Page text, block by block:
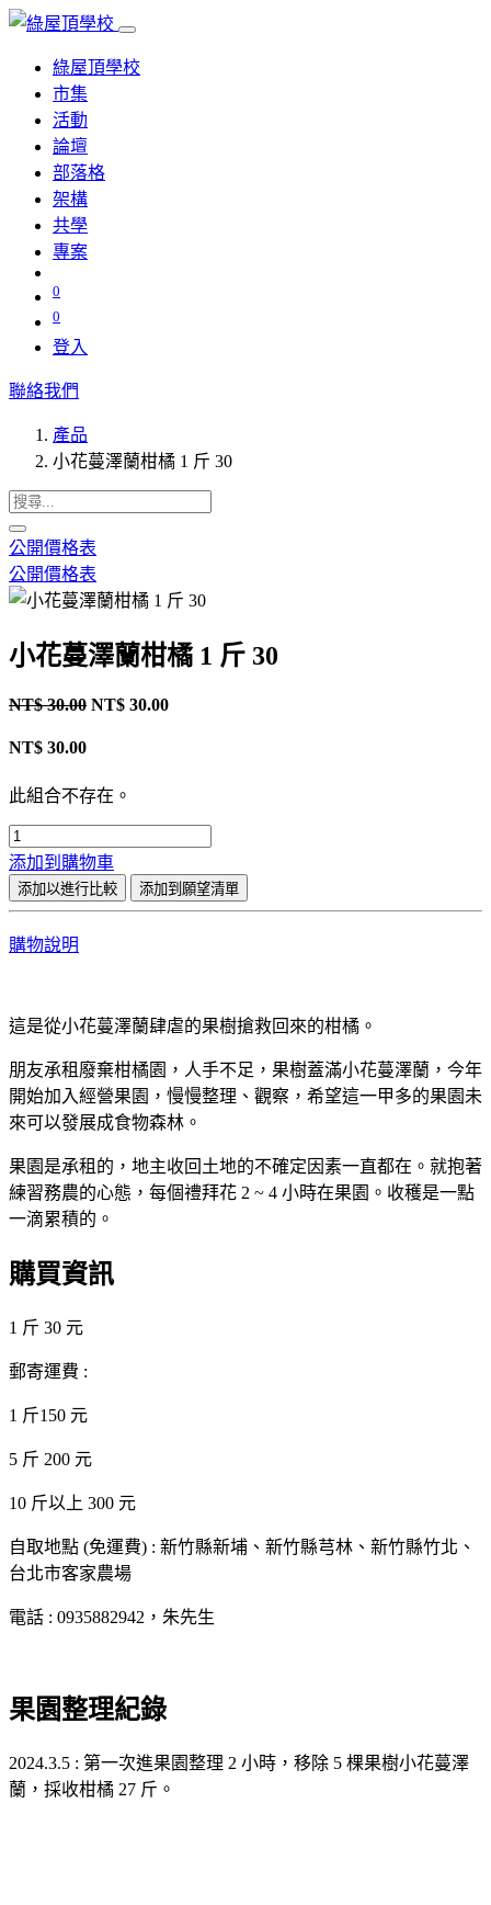
綠屋頂學校
市集
活動
論壇
部落格
架構
共學
專案
0
0
登入
聯絡我們
產品
小花蔓澤蘭柑橘 1 斤 30
公開價格表
公開價格表
小花蔓澤蘭柑橘 1 斤 30
NT$30.00 NT$ 30.00
NT$ 30.00
此組合不存在。
添加到購物車
添加以進行比較 添加到願望清單
購物說明
這是從小花蔓澤蘭肆虐的果樹搶救回來的柑橘。
朋友承租廢棄柑橘園，人手不足，果樹蓋滿小花蔓澤蘭，今年
開始加入經營果園，慢慢整理、觀察，希望這一甲多的果園未
來可以發展成食物森林。
果園是承租的，地主收回土地的不確定因素一直都在。就抱著
練習務農的心態，每個禮拜花 2 ~ 4 小時在果園。收穫是一點
一滴累積的。
購買資訊
1 斤 30 元
郵寄運費 :
1 斤150 元
5 斤 200 元
10 斤以上 300 元
自取地點 (免運費) : 新竹縣新埔、新竹縣芎林、新竹縣竹北、
台北市客家農場
電話 : 0935882942，朱先生
果園整理紀錄
2024.3.5 : 第一次進果園整理 2 小時，移除 5 棵果樹小花蔓澤
蘭，採收柑橘 27 斤。